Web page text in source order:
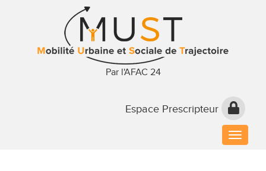
Par l'AFAC 24
Espace Prescripteur
Toggle